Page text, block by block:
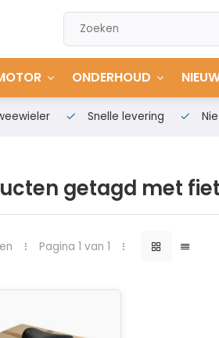
ONDERHOUD
Snelle levering
getagd met
Pagina 1 van 1